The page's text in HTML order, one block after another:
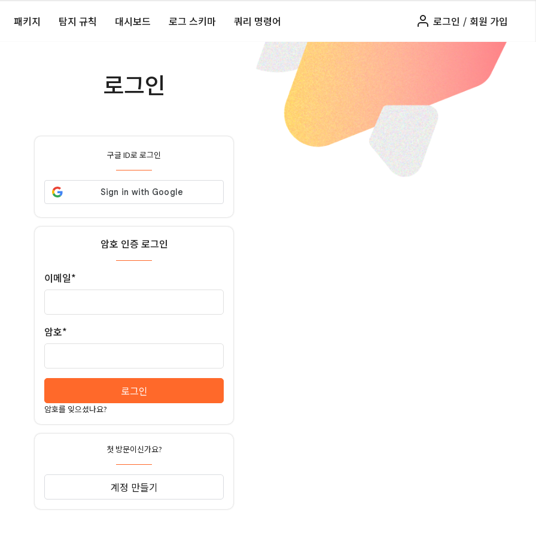
패키지 탐지 규칙 대시보드 로그 스키마 쿼리 명령어 로그인 / 회원 가입
로그인
구글 ID로 로그인
암호 인증 로그인
이메일*
암호*
로그인
암호를 잊으셨나요?
첫 방문이신가요?
계정 만들기